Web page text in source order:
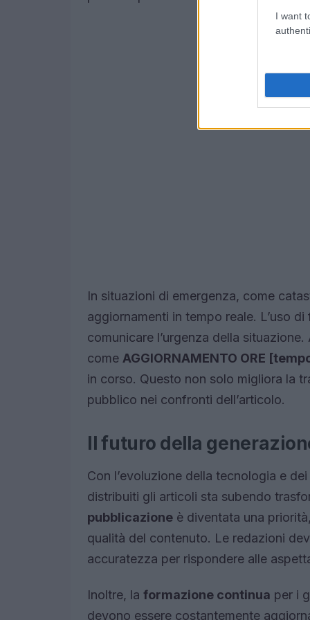
I want
In situazioni di emergenza, come
aggiornamenti in tempo reale. L’uso
comunicare l’urgenza della
come AGGIORNAMENTO ORE
in corso. Questo non solo migliora la
pubblico nei confronti dell’articolo.
Il futuro della
Con l’evoluzione della tecnologia e
distribuiti gli articoli sta subendo
pubblicazione è diventata una
qualità del contenuto. Le redazioni
accuratezza per rispondere alle
Inoltre, la formazione continua per i
devono essere costantemente